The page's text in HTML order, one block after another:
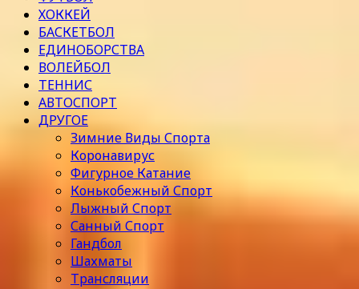
ХОККЕЙ
БАСКЕТБОЛ
ЕДИНОБОРСТВА
ВОЛЕЙБОЛ
ТЕННИС
АВТОСПОРТ
ДРУГОЕ
Зимние Виды Спорта
Коронавирус
Фигурное Катание
Конькобежный Спорт
Лыжный Спорт
Санный Спорт
Гандбол
Шахматы
Трансляции